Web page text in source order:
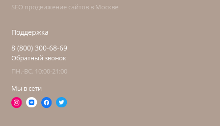
SEO продвижение сайтов в Москве
Поддержка
8 (800) 300-68-69
Обратный звонок
ПН.-ВС. 10:00-21:00
Мы в сети